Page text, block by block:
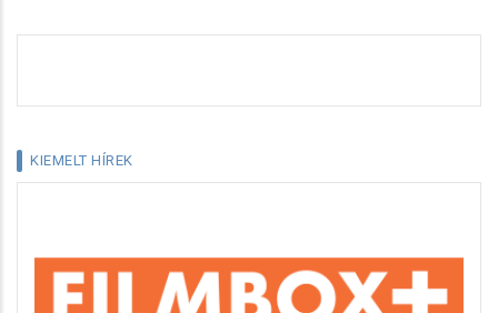
KIEMELT HÍREK